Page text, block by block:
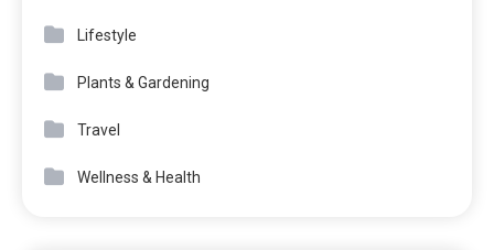
Lifestyle
Plants & Gardening
Travel
Wellness & Health